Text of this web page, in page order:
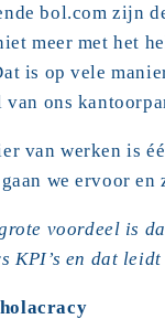
bol.com zijn
meer met het
is op vele
van ons
van werken is
we ervoor en
voordeel is
KPI’s en dat